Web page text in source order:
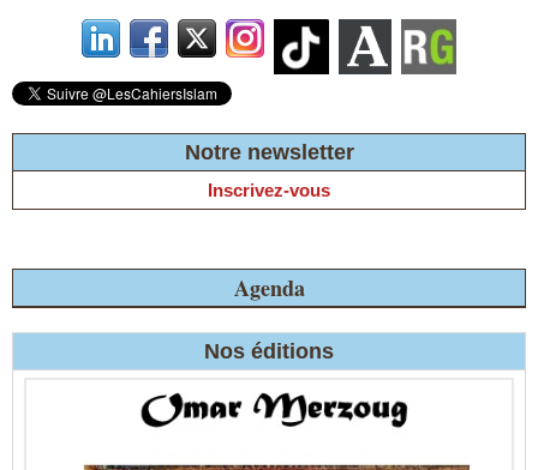
Notre newsletter
Inscrivez-vous
Agenda
Nos éditions